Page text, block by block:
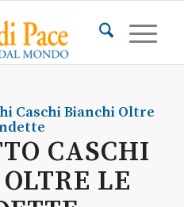
Caschi Bianchi Oltre
CASCHI
LE